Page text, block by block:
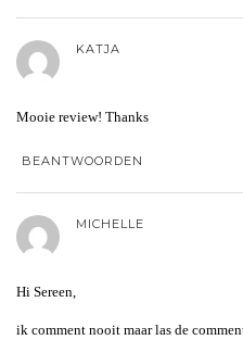
KATJA
Mooie review! Thanks
BEANTWOORDEN
MICHELLE
Hi Sereen,
ik comment nooit maar las de